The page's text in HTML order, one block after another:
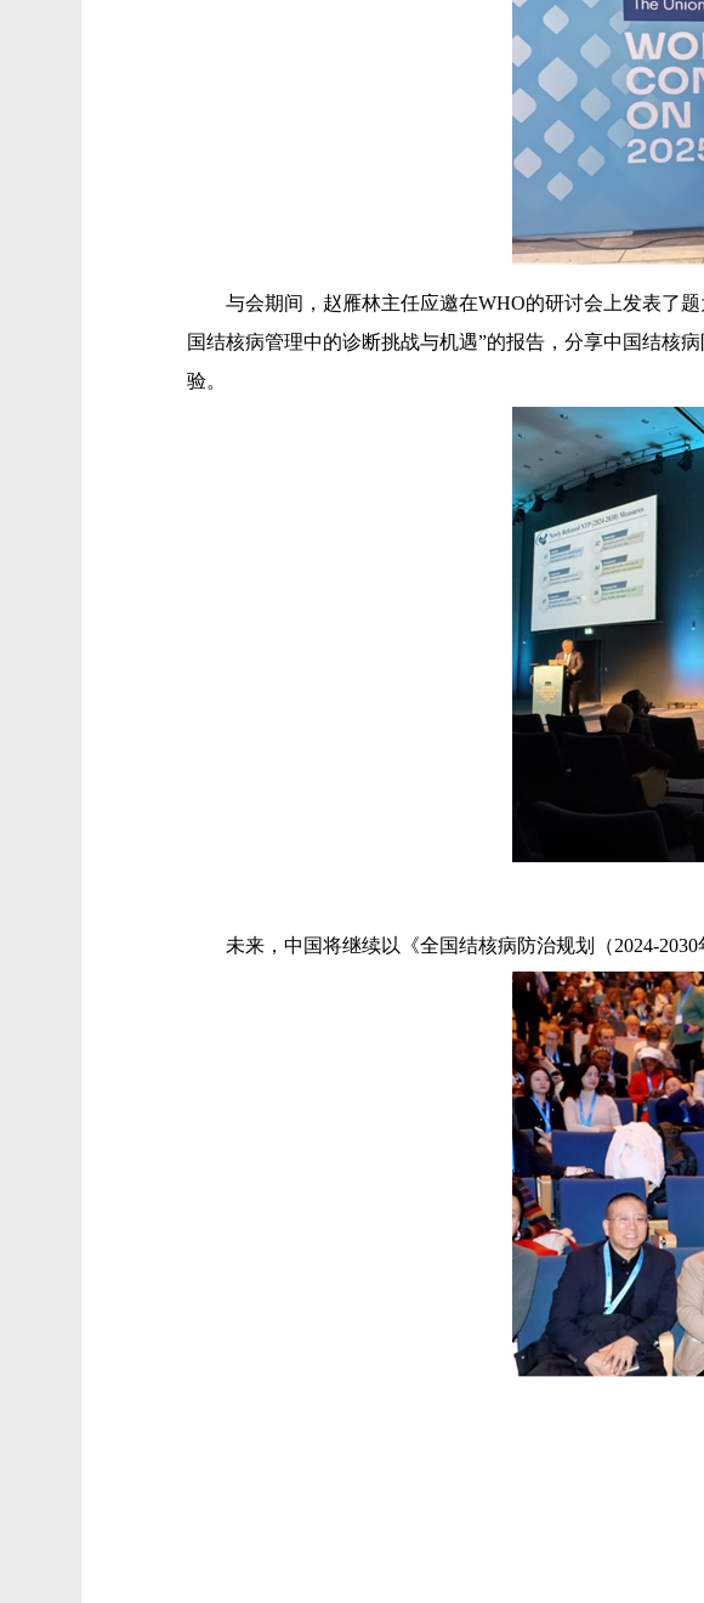
与会期间，赵雁林主任应邀在WHO的研讨会上发表了题
国结核病管理中的诊断挑战与机遇”的报告，分享中国结核
验。
未来，中国将继续以《全国结核病防治规划（2024-2030